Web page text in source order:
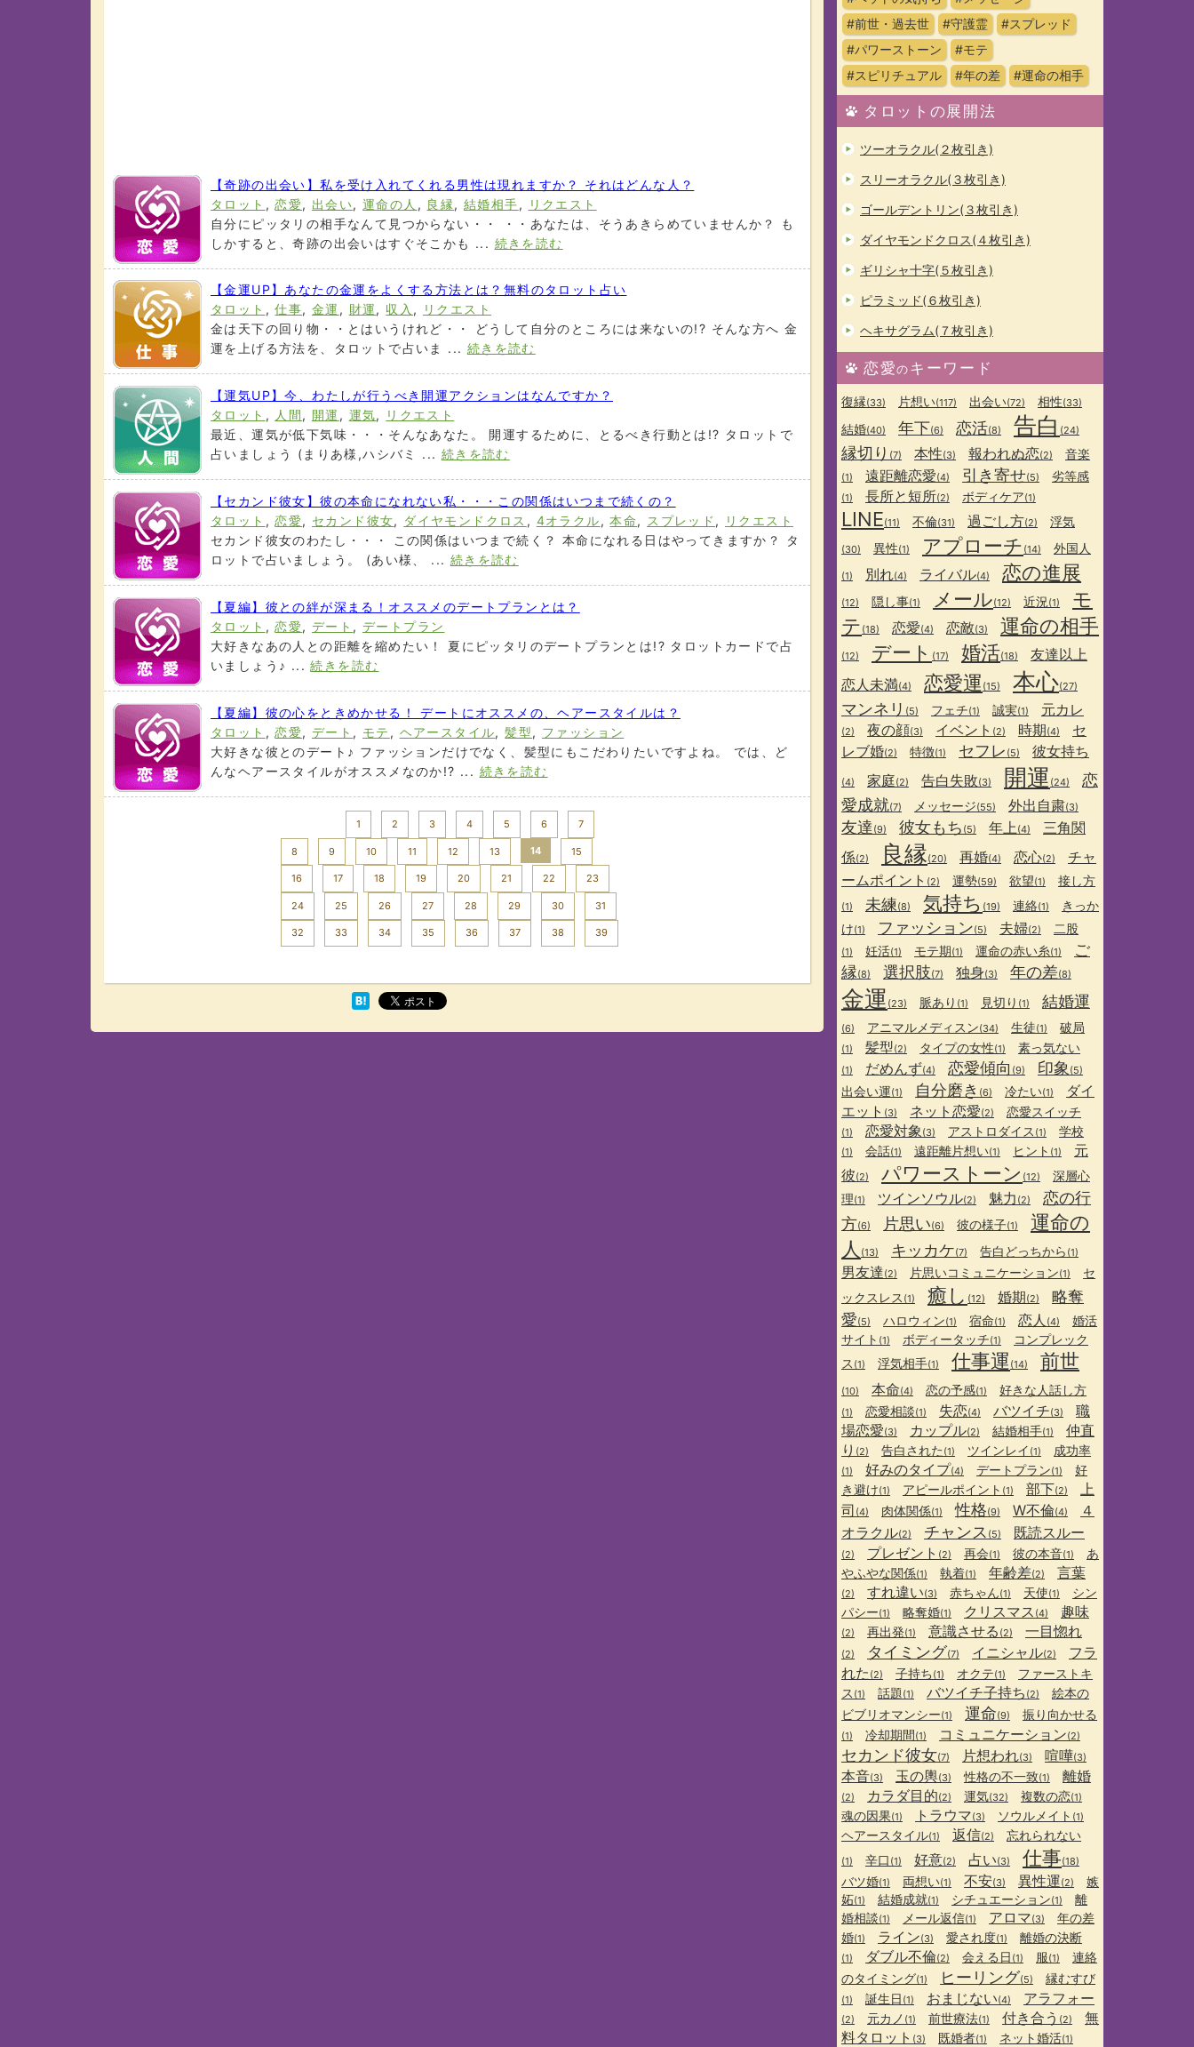
【奇跡の出会い】私を受け入れてくれる男性は現れますか？ それはどんな人？
タロット ,恋愛, 出会い,運命の人 , 良縁,結婚相手,
リクエスト
自分にピッタリの相手なんて見つからない・・ ・・あなたは、そうあきらめていませんか？ も
しかすると、奇跡の出会いはすぐそこかも ... 続きを読む
【金運UP】あなたの金運をよくする方法とは？無料のタロット占い
タロット ,仕事,金運 , 財運, 収入 ,
リクエスト
金は天下の回り物・・とはいうけれど・・ どうして自分のところには来ないの!? そんな方へ 金
運を上げる方法を、タロットで占いま ... 続きを読む
【運気UP】今、わたしが行うべき開運アクションはなんですか？
タロット , 人間, 開運 , 運気,
リクエスト
最近、運気が低下気味・・・そんなあなた。 開運するために、とるべき行動とは!? タロットで
占いましょう (まりあ様,ハシバミ ... 続きを読む
【セカンド彼女】彼の本命になれない私・・・この関係はいつまで続くの？
タロット ,恋愛, セカンド彼女, ダイヤモンドクロス , 4オラクル,本命, スプレッド ,
リクエスト
セカンド彼女のわたし・・・ この関係はいつまで続く？ 本命になれる日はやってきますか？ タ
ロットで占いましょう。 (あい様、 ... 続きを読む
【夏編】彼との絆が深まる！オススメのデートプランとは？
タロット ,恋愛,デート ,デートプラン
大好きなあの人との距離を縮めたい！ 夏にピッタリのデートプランとは!? タロットカードで占
いましょう♪ ...続きを読む
【夏編】彼の心をときめかせる！ デートにオススメの、ヘアースタイルは？
タロット ,恋愛,デート , モテ , ヘアースタイル,髪型, ファッション
大好きな彼とのデート♪ ファッションだけでなく、髪型にもこだわりたいですよね。 では、ど
んなヘアースタイルがオススメなのか!? ... 続きを読む
1 2 3 4 5 6 7
8 9 10 11 12 13 14 15
16 17 18 19 20 21 22 23
24 25 26 27 28 29 30 31
32 33 34 35 36 37 38 39
#前世・過去世
#守護霊
#スプレッド
#パワーストーン
#モテ
#スピリチュアル
#年の差 #運命の相手
タロットの展開法
ツーオラクル(２枚引き)
スリーオラクル(３枚引き)
ゴールデントリン(３枚引き)
ダイヤモンドクロス(４枚引き)
ギリシャ十字(５枚引き)
ピラミッド(６枚引き)
ヘキサグラム(７枚引き)
恋愛のキーワード
復縁(33) 片想い(117) 出会い(72) 相性(33)
結婚(40) 年下(6) 恋活(8) 告白 (24)
縁切り (7) 本性(3) 報われぬ恋(2) 音楽
(1) 遠距離恋愛(4) 引き寄せ(5) 劣等感
(1) 長所と短所(2) ボディケア(1)
LINE(11) 不倫(31) 過ごし方(2) 浮気
(30) 異性(1) アプローチ (14) 外国人
(1) 別れ(4) ライバル(4) 恋の進展
(12) 隠し事(1) メール(12) 近況 (1)
モ
テ (18) 恋愛(4) 恋敵(3) 運命の相手
(12) デート (17) 婚活(18)
友達以上
恋人未満(4) 恋愛運 (15) 本心(27)
マンネリ (5) フェチ(1) 誠実(1) 元カレ
(2) 夜の顔(3) イベント (2) 時期(4)
セ
レブ婚(2) 特徴(1) セフレ (5) 彼女持ち
(4) 家庭(2) 告白失敗(3) 開運 (24)
恋
愛成就(7) メッセージ(55) 外出自粛(3)
友達 (9) 彼女もち (5) 年上(4)
三角関
係(2) 良縁(20) 再婚(4) 恋心(2)
チャ
ームポイント (2) 運勢(59) 欲望(1) 接し方
(1) 未練(8) 気持ち (19) 連絡(1)
きっか
け(1) ファッション(5) 夫婦(2) 二股
(1) 妊活(1) モテ期(1) 運命の赤い糸(1)
ご
縁(8) 選択肢(7) 独身(3) 年の差(8)
金運 (23) 脈あり (1) 見切り (1) 結婚運
(6) アニマルメディスン(34) 生徒(1) 破局
(1) 髪型(2) タイプの女性(1) 素っ気ない
(1) だめんず(4) 恋愛傾向 (9) 印象 (5)
出会い運(1) 自分磨き (6) 冷たい(1)
ダイ
エット (3) ネット恋愛(2) 恋愛スイッチ
(1) 恋愛対象(3) アストロダイス (1) 学校
(1) 会話(1) 遠距離片想い(1) ヒント (1)
元
彼(2) パワーストーン (12)
深層心
理(1) ツインソウル(2) 魅力 (2)
恋の行
方(6) 片思い(6) 彼の様子(1)
運命の
人 (13) キッカケ(7) 告白どっちから (1)
男友達(2) 片思いコミュニケーション(1)
セ
ックスレス (1) 癒し (12) 婚期(2)
略奪
愛(5) ハロウィン(1) 宿命(1) 恋人 (4)
婚活
サイト (1) ボディータッチ(1)
コンプレック
ス (1) 浮気相手(1) 仕事運 (14) 前世
(10) 本命(4) 恋の予感(1) 好きな人話し方
(1) 恋愛相談(1) 失恋(4) バツイチ(3)
職
場恋愛(3) カップル(2) 結婚相手(1)
仲直
り (2) 告白された (1) ツインレイ (1) 成功率
(1) 好みのタイプ(4) デートプラン(1)
好
き避け(1) アピールポイント (1) 部下(2)
上
司 (4) 肉体関係(1) 性格(9) W不倫(4)
４
オラクル(2) チャンス (5) 既読スルー
(2) プレゼント (2) 再会(1) 彼の本音(1)
あ
やふやな関係(1) 執着(1) 年齢差(2) 言葉
(2) すれ違い(3) 赤ちゃん(1) 天使(1)
シン
パシー(1) 略奪婚(1) クリスマス (4) 趣味
(2) 再出発(1) 意識させる (2) 一目惚れ
(2) タイミング(7) イニシャル(2)
フラ
れた (2) 子持ち(1) オクテ(1)
ファーストキ
ス (1) 話題(1) バツイチ子持ち (2)
絵本の
ビブリオマンシー(1) 運命(9) 振り向かせる
(1) 冷却期間(1) コミュニケーション(2)
セカンド彼女(7) 片想われ(3) 喧嘩(3)
本音(3) 玉の輿(3) 性格の不一致(1) 離婚
(2) カラダ目的(2) 運気(32) 複数の恋(1)
魂の因果(1) トラウマ(3) ソウルメイト (1)
ヘアースタイル(1) 返信(2) 忘れられない
(1) 辛口 (1) 好意(2) 占い(3) 仕事(18)
バツ婚(1) 両想い(1) 不安(3) 異性運(2)
嫉
妬(1) 結婚成就(1) シチュエーション(1)
離
婚相談(1) メール返信(1) アロマ(3)
年の差
婚(1) ライン(3) 愛され度(1) 離婚の決断
(1) ダブル不倫(2) 会える日 (1) 服(1)
連絡
のタイミング(1) ヒーリング(5) 縁むすび
(1) 誕生日 (1) おまじない(4) アラフォー
(2) 元カノ (1) 前世療法(1) 付き合う (2)
無
料タロット (3) 既婚者(1) ネット婚活(1)